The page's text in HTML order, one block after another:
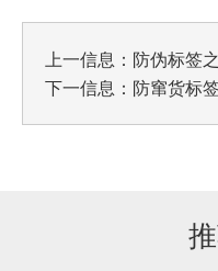
上一信息： 防伪标签
下一信息： 防窜货标